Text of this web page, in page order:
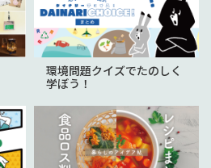
環境問題クイズでたのしく
学ぼう！